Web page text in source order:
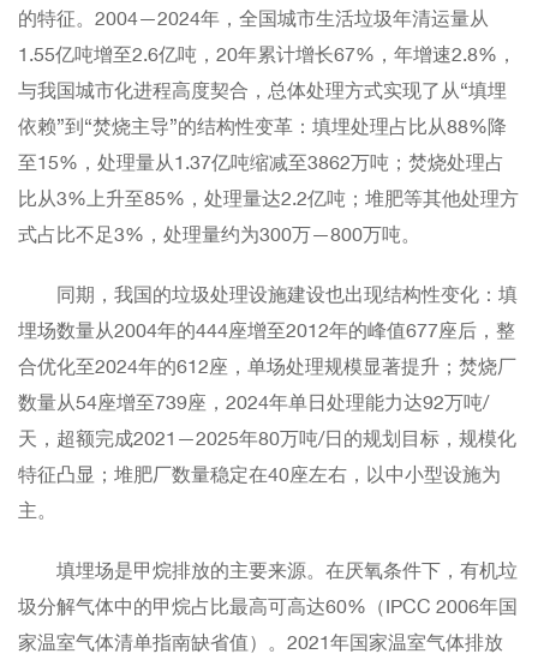
的特征。2004—2024年，全国城市生活垃圾年清运量从
1.55亿吨增至2.6亿吨，20年累计增长67%，年增速2.8%，
与我国城市化进程高度契合，总体处理方式实现了从“填埋
依赖”到“焚烧主导”的结构性变革：填埋处理占比从88%降
至15%，处理量从1.37亿吨缩减至3862万吨；焚烧处理占
比从3%上升至85%，处理量达2.2亿吨；堆肥等其他处理方
式占比不足3%，处理量约为300万—800万吨。
同期，我国的垃圾处理设施建设也出现结构性变化：填
埋场数量从2004年的444座增至2012年的峰值677座后，整
合优化至2024年的612座，单场处理规模显著提升；焚烧厂
数量从54座增至739座，2024年单日处理能力达92万吨/
天，超额完成2021—2025年80万吨/日的规划目标，规模化
特征凸显；堆肥厂数量稳定在40座左右，以中小型设施为
主。
填埋场是甲烷排放的主要来源。在厌氧条件下，有机垃
圾分解气体中的甲烷占比最高可高达60%（IPCC 2006年国
家温室气体清单指南缺省值）。2021年国家温室气体排放